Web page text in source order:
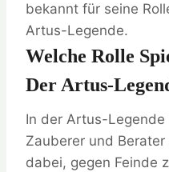
bekannt für seine
Artus-Legende.
Welche Rolle
Der Artus-
In der Artus-
Zauberer und
dabei, gegen Feinde